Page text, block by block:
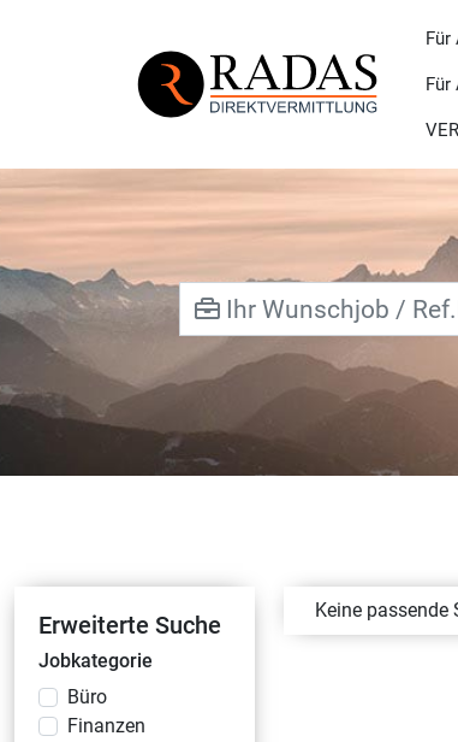
Für
Für
Erweiterte Suche
Jobkategorie
Büro
Finanzen
Keine passende